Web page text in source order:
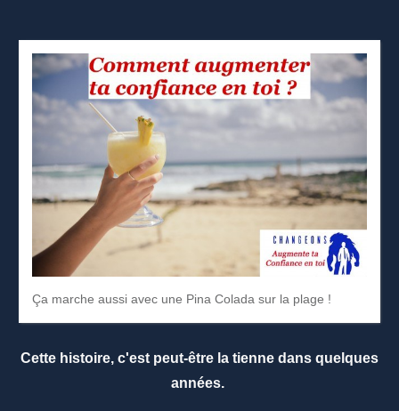
Ça marche aussi avec une Pina Colada sur la plage !
Cette histoire, c'est peut-être la tienne dans quelques
années.